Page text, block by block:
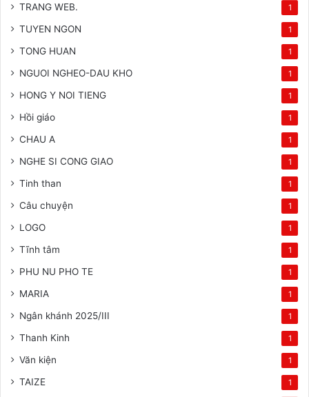
TRANG WEB. 1
TUYEN NGON 1
TONG HUAN 1
NGUOI NGHEO-DAU KHO 1
HONG Y NOI TIENG 1
Hồi giáo 1
CHAU A 1
NGHE SI CONG GIAO 1
Tinh than 1
Câu chuyện 1
LOGO 1
Tĩnh tâm 1
PHU NU PHO TE 1
MARIA 1
Ngân khánh 2025/III 1
Thanh Kinh 1
Văn kiện 1
TAIZE 1